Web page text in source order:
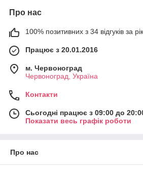
Про нас
100% позитивних з 34 відгуків за рік
Працює з 20.01.2016
м. Червоноград
Червоноград, Україна
Контакти
Сьогодні працює з 09:00 до
Показати весь графік роботи
Про нас